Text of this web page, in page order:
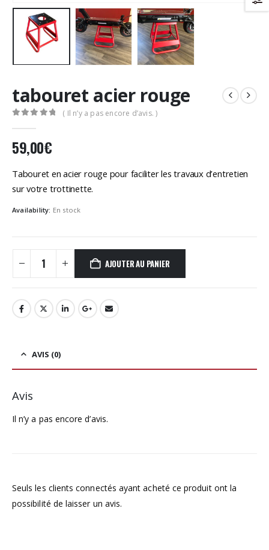
tabouret acier rouge
( Il n’y a pas encore d’avis. )
59,00€
Tabouret en acier rouge pour faciliter les travaux d’entretien
sur votre trottinette.
Availability: En stock
AJOUTER AU PANIER
AVIS (0)
Avis
Il n’y a pas encore d’avis.
Seuls les clients connectés ayant acheté ce produit ont la
possibilité de laisser un avis.